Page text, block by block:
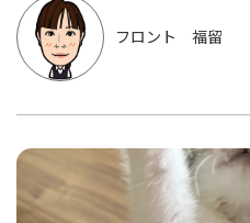
フロント 福留